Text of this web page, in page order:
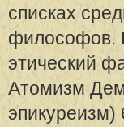
списках
философов.
этический
Атомизм